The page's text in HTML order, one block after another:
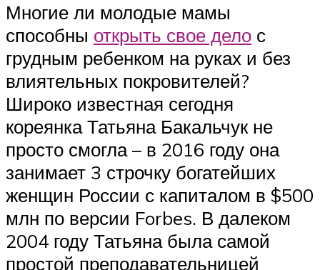
Многие ли молодые мамы
способны открыть свое дело с
грудным ребенком на руках и без
влиятельных покровителей?
Широко известная сегодня
кореянка Татьяна Бакальчук не
просто смогла – в 2016 году она
занимает 3 строчку богатейших
женщин России с капиталом в $500
млн по версии Forbes. В далеком
2004 году Татьяна была самой
простой преподавательницей